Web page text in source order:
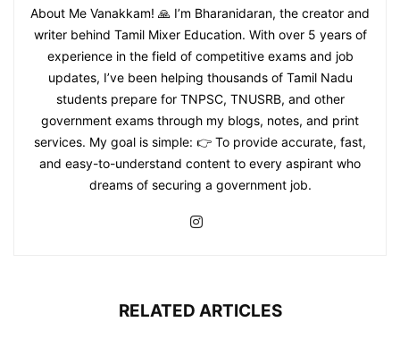
About Me Vanakkam! 🙏 I’m Bharanidaran, the creator and
writer behind Tamil Mixer Education. With over 5 years of
experience in the field of competitive exams and job
updates, I’ve been helping thousands of Tamil Nadu
students prepare for TNPSC, TNUSRB, and other
government exams through my blogs, notes, and print
services. My goal is simple: 👉 To provide accurate, fast,
and easy-to-understand content to every aspirant who
dreams of securing a government job.
RELATED ARTICLES